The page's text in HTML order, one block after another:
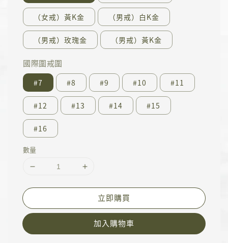
（女戒）黃K金 （男戒）白K金
（男戒）玫瑰金 （男戒）黃K金
國際圍戒圍
#7 #8 #9 #10 #11
#12 #13 #14 #15
#16
數量
立即購買
加入購物車